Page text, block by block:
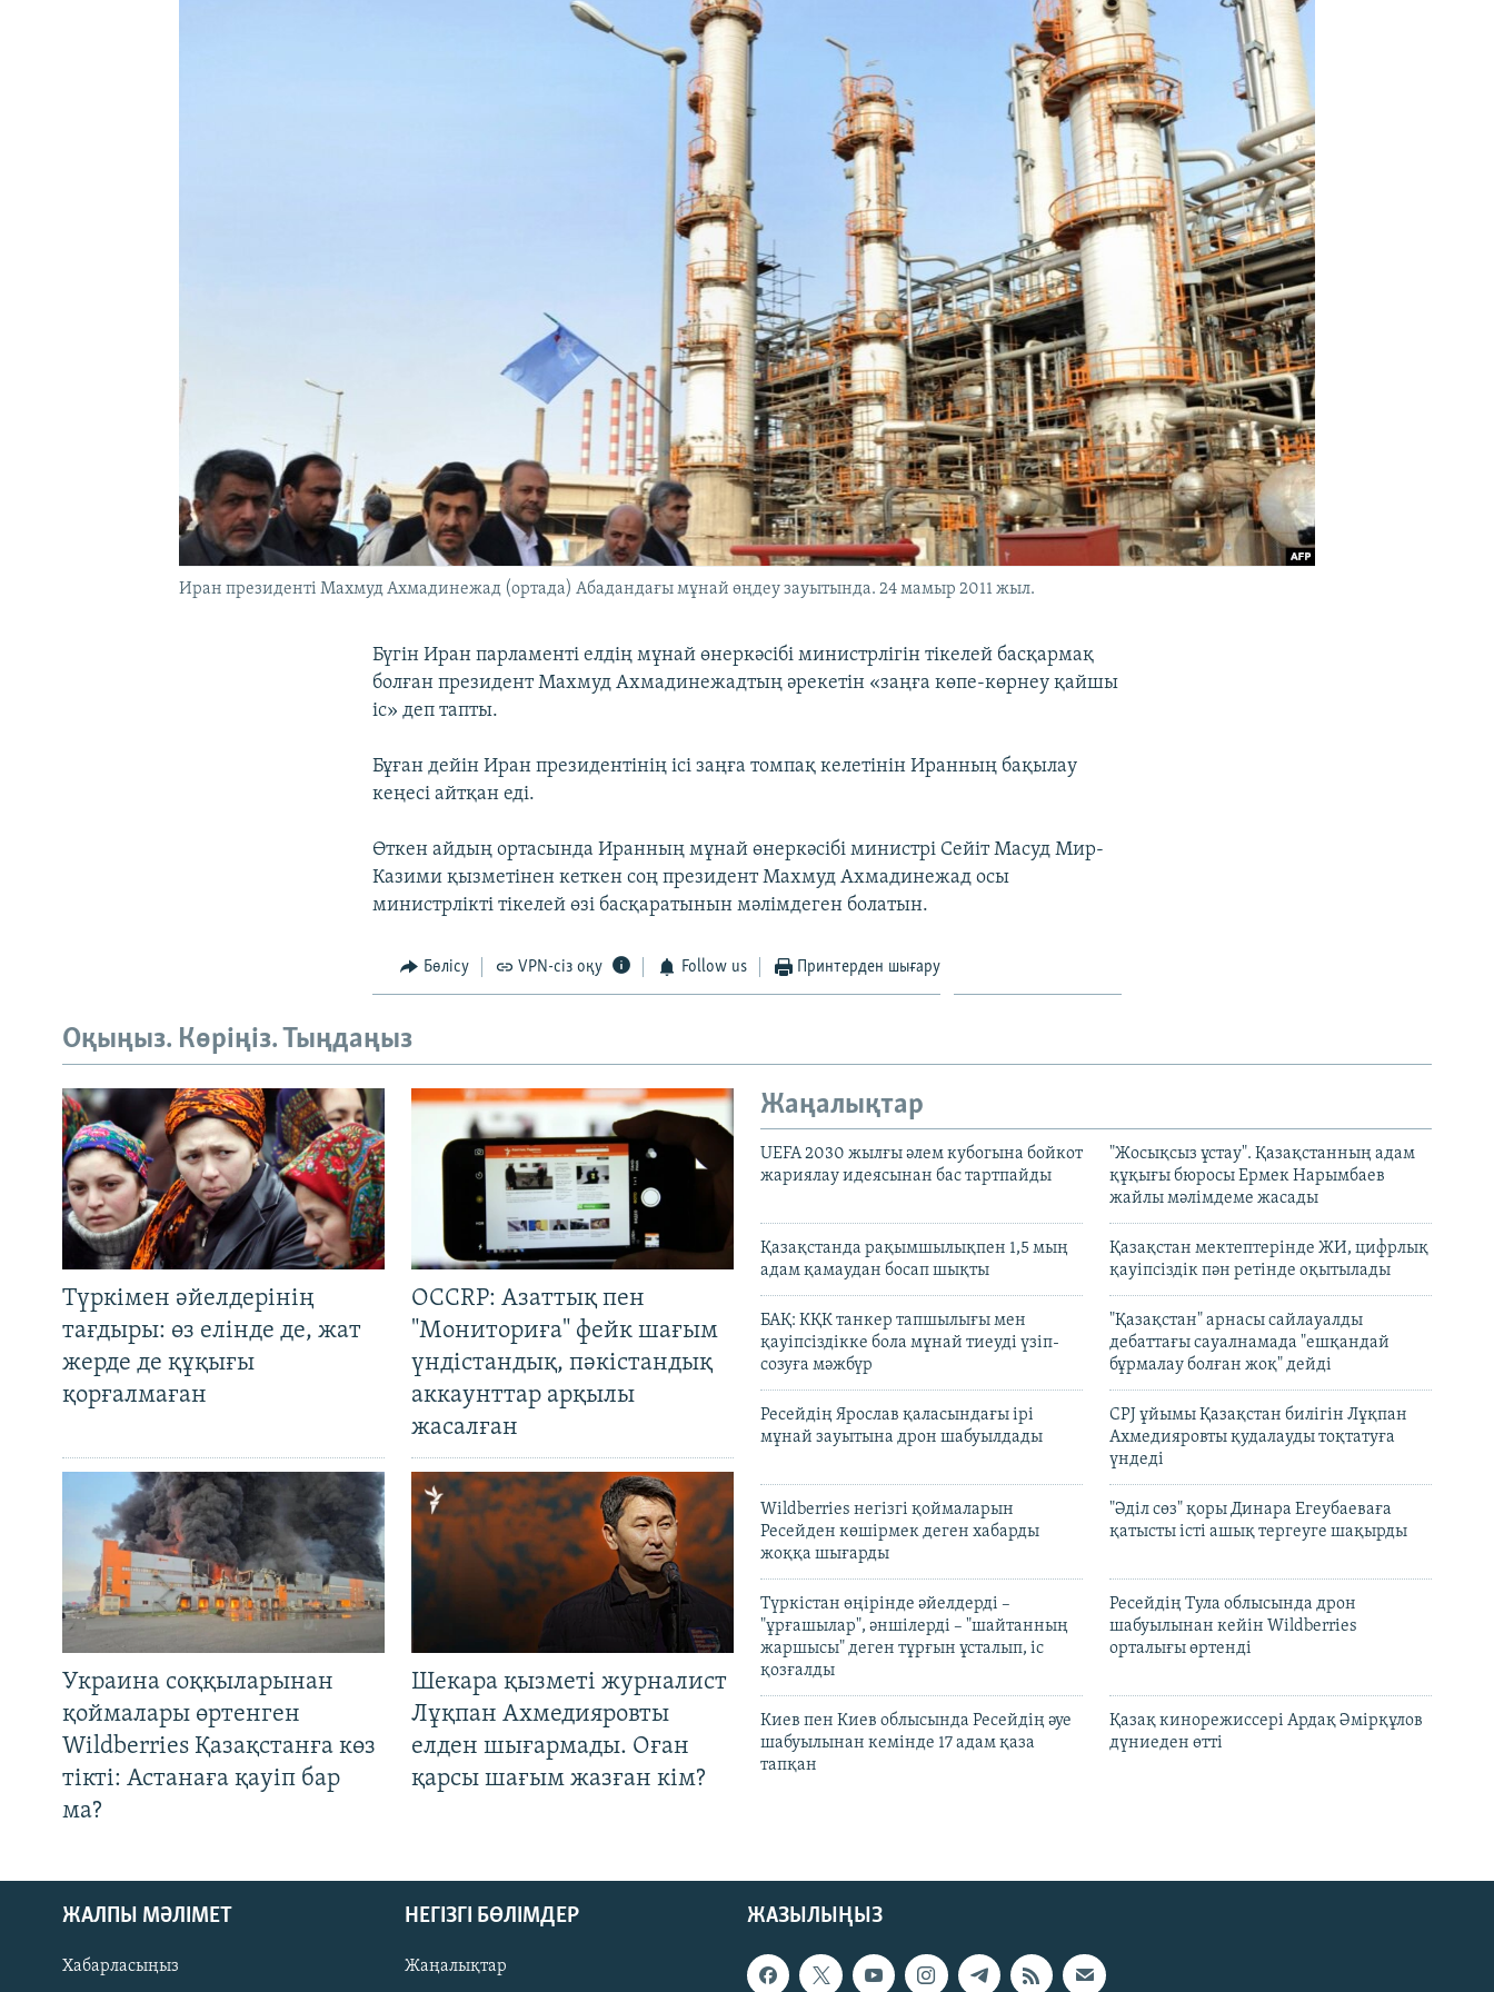
Иран президенті Махмуд Ахмадинежад (ортада) Абадандағы мұнай өңдеу зауытында. 24 мамыр 2011 жыл.
Бүгін Иран парламенті елдің мұнай өнеркәсібі министрлігін тікелей басқармақ
болған президент Махмуд Ахмадинежадтың әрекетін «заңға көпе-көрнеу қайшы
іс» деп тапты.
Бұған дейін Иран президентінің ісі заңға томпақ келетінін Иранның бақылау
кеңесі айтқан еді.
Өткен айдың ортасында Иранның мұнай өнеркәсібі министрі Сейіт Масуд Мир-
Казими қызметінен кеткен соң президент Махмуд Ахмадинежад осы
министрлікті тікелей өзі басқаратынын мәлімдеген болатын.
Бөлісу VPN-сіз оқу Follow us Принтерден шығару
Оқыңыз. Көріңіз. Тыңдаңыз
Түркімен әйелдерінің
тағдыры: өз елінде де, жат
жерде де құқығы
қорғалмаған
OCCRP: Азаттық пен
"Мониториға" фейк шағым
үндістандық, пәкістандық
аккаунттар арқылы
жасалған
Украина соққыларынан
қоймалары өртенген
Wildberries Қазақстанға көз
тікті: Астанаға қауіп бар
ма?
Шекара қызметі журналист
Лұқпан Ахмедияровты
елден шығармады. Оған
қарсы шағым жазған кім?
Жаңалықтар
UEFA 2030 жылғы әлем кубогына бойкот
жариялау идеясынан бас тартпайды
"Жосықсыз ұстау". Қазақстанның адам
құқығы бюросы Ермек Нарымбаев
жайлы мәлімдеме жасады
Қазақстанда рақымшылықпен 1,5 мың
адам қамаудан босап шықты
Қазақстан мектептерінде ЖИ, цифрлық
қауіпсіздік пән ретінде оқытылады
БАҚ: КҚК танкер тапшылығы мен
қауіпсіздікке бола мұнай тиеуді үзіп-
созуға мәжбүр
"Қазақстан" арнасы сайлауалды
дебаттағы сауалнамада "ешқандай
бұрмалау болған жоқ" дейді
Ресейдің Ярослав қаласындағы ірі
мұнай зауытына дрон шабуылдады
CPJ ұйымы Қазақстан билігін Лұқпан
Ахмедияровты қудалауды тоқтатуға
үндеді
Wildberries негізгі қоймаларын
Ресейден көшірмек деген хабарды
жоққа шығарды
"Әділ сөз" қоры Динара Егеубаеваға
қатысты істі ашық тергеуге шақырды
Түркістан өңірінде әйелдерді –
"ұрғашылар", әншілерді – "шайтанның
жаршысы" деген тұрғын ұсталып, іс
қозғалды
Ресейдің Тула облысында дрон
шабуылынан кейін Wildberries
орталығы өртенді
Киев пен Киев облысында Ресейдің әуе
шабуылынан кемінде 17 адам қаза
тапқан
Қазақ кинорежиссері Ардақ Әмірқұлов
дүниеден өтті
ЖАЗЫЛЫҢЫЗ
ЖАЛПЫ МӘЛІМЕТ
Хабарласыңыз
НЕГІЗГІ БӨЛІМДЕР
Жаңалықтар